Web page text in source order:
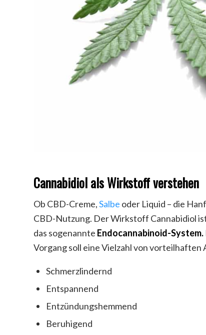
Cannabidiol als Wirkstoff verstehen
Ob CBD-Creme,Salbe oder Liquid – die
CBD-Nutzung. Der Wirkstoff Cannabidiol
das sogenannte Endocannabinoid-System.
Vorgang soll eine Vielzahl von
Schmerzlindernd
Entspannend
Entzündungshemmend
Beruhigend